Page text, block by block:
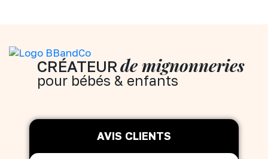
CRÉATEURde mignonneries
pour bébés & enfants
AVIS CLIENTS